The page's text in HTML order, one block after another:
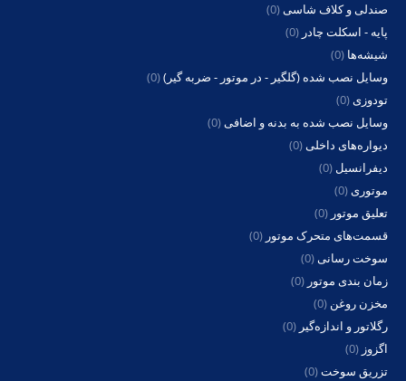
صندلی و کلاف شاسی(0)
پایه - اسکلت چادر (0)
شیشه‌ها (0)
وسایل نصب شده (گلگیر - در موتور - ضربه گیر)(0)
تودوزی(0)
وسایل نصب شده به بدنه و اضافی(0)
دیواره‌های داخلی(0)
دیفرانسیل (0)
موتوری(0)
تعلیق موتور (0)
قسمت‌های متحرک موتور (0)
سوخت رسانی(0)
زمان بندی موتور (0)
مخزن روغن (0)
رگلاتور و اندازه‌گیر (0)
اگزوز (0)
تزریق سوخت(0)